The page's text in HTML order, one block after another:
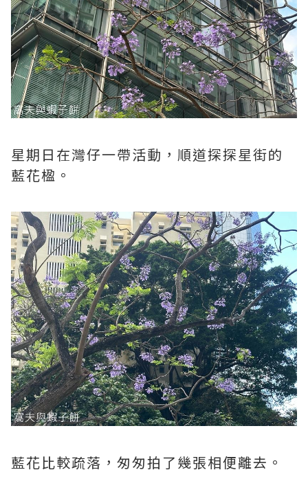
星期日在灣仔一帶活動，順道探探星街的
藍花楹。
藍花比較疏落，匆匆拍了幾張相便離去。